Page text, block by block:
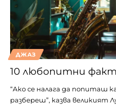
ДЖАЗ
10 любопитни
“Ако се налага да попиташ
разбереш”, казва великият